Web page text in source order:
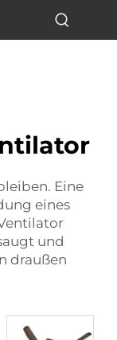
Eine
eines
und
draußen